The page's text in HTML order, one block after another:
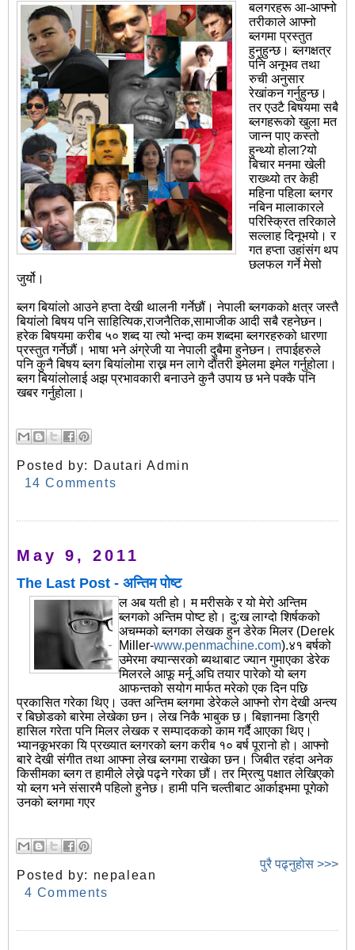
बलगरहरू आ-आफ्नो
तरीकाले आफ्नो
ब्लगमा प्रस्तुत
हुनुहुन्छ। ब्लगक्षत्र
पनि अनूभव तथा
रुची अनुसार
रेखांकन गर्नुहुन्छ।
तर एउटै बिषयमा सबै
ब्लगहरूको खुला मत
जान्न पाए कस्तो
हुन्थ्यो होला?यो
बिचार मनमा खेली
राख्थ्यो तर केही
महिना पहिला ब्लगर
नबिन मालाकारले
परिस्क्रित तरिकाले
सल्लाह दिनूभयो। र
गत हप्ता उहांसंग थप
छलफल गर्ने मेसो
जुर्यो।
ब्लग बियांलो आउने हप्ता देखी थालनी गर्नेछौं। नेपाली ब्लगकको क्षत्र जस्तै
बियांलो बिषय पनि साहित्यिक,राजनैतिक,सामाजीक आदी सबै रहनेछन।
हरेक बिषयमा करीब ५० शब्द या त्यो भन्दा कम शब्दमा ब्लगरहरुको धारणा
प्रस्तुत गर्नेछौं। भाषा भने अंग्रेजी या नेपाली दुबैमा हुनेछन। तपाईहरुले
पनि कुनै बिषय ब्लग बियांलोमा राख्न मन लागे दौंतरी इमेलमा इमेल गर्नुहोला।
ब्लग बियांलोलाई अझ प्रभावकारी बनाउने कुनै उपाय छ भने पक्कै पनि
खबर गर्नुहोला।
Posted by:
Dautari Admin
14 Comments
May 9, 2011
The Last Post - अन्तिम पोष्ट
ल अब यती हो। म मरीसके र यो मेरो अन्तिम
ब्लगको अन्तिम पोष्ट हो। दु:ख लाग्दो शिर्षकको
अचम्मको ब्लगका लेखक हुन डेरेक मिलर (Derek
Miller-www.penmachine.com).४१ बर्षको
उमेरमा क्यान्सरको ब्यथाबाट ज्यान गुमाएका डेरेक
मिलरले आफू मर्नू अघि तयार पारेको यो ब्लग
आफन्तको सयोग मार्फत मरेको एक दिन पछि
प्रकासित गरेका थिए। उक्त अन्तिम ब्लगमा डेरेकले आफ्नो रोग देखी अन्त्य
र बिछोडको बारेमा लेखेका छन। लेख निकै भाबुक छ। बिज्ञानमा डिग्री
हासिल गरेता पनि मिलर लेखक र सम्पादकको काम गर्दै आएका थिए।
भ्यानकूभरका यि प्रख्यात ब्लगरको ब्लग करीब १० बर्ष पूरानो हो। आफ्नो
बारे देखी संगीत तथा आफ्ना लेख ब्लगमा राखेका छन। जिबीत रहंदा अनेक
किसीमका ब्लग त हामीले लेख्ने पढ्ने गरेका छौं। तर म्रित्यु पक्षात लेखिएको
यो ब्लग भने संसारमै पहिलो हुनेछ। हामी पनि चल्तीबाट आर्काइभमा पूगेको
उनको ब्लगमा गएर
पुरै पढ्नुहोस >>>
Posted by: nepalean
4 Comments